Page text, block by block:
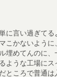
に言い過ぎてる
こかないよう
埋めてんのに
ような工場に
ところで普通